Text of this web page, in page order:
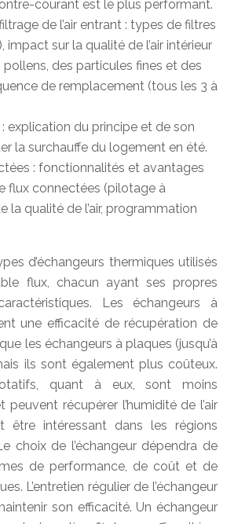
courant est le plus performant.
de l’air entrant : types de filtres
impact sur la qualité de l’air intérieur
des particules fines et des
de remplacement (tous les 3 à
explication du principe et de son
la surchauffe du logement en été.
: fonctionnalités et avantages
flux connectées (pilotage à
la qualité de l’air, programmation
d’échangeurs thermiques utilisés
flux, chacun ayant ses propres
Les échangeurs à
une efficacité de récupération de
les échangeurs à plaques (jusqu’à
ils sont également plus coûteux.
quant à eux, sont moins
peuvent récupérer l’humidité de l’air
être intéressant dans les régions
choix de l’échangeur dépendra de
de performance, de coût et de
L’entretien régulier de l’échangeur
son efficacité. Un échangeur